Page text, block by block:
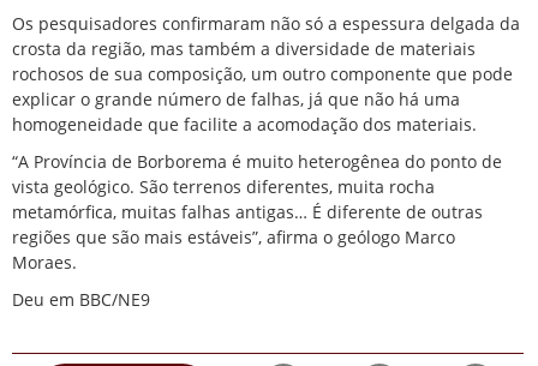
Os pesquisadores confirmaram não só a espessura delgada da
crosta da região, mas também a diversidade de materiais
rochosos de sua composição, um outro componente que pode
explicar o grande número de falhas, já que não há uma
homogeneidade que facilite a acomodação dos materiais.
“A Província de Borborema é muito heterogênea do ponto de
vista geológico. São terrenos diferentes, muita rocha
metamórfica, muitas falhas antigas… É diferente de outras
regiões que são mais estáveis”, afirma o geólogo Marco
Moraes.
Deu em BBC/NE9